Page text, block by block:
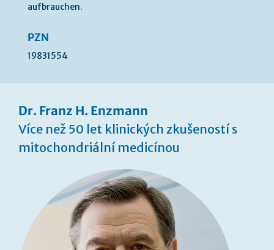
aufbrauchen.
PZN
19831554
Dr. Franz H. Enzmann
Více než 50 let klinických zkušeností s
mitochondriální medicínou